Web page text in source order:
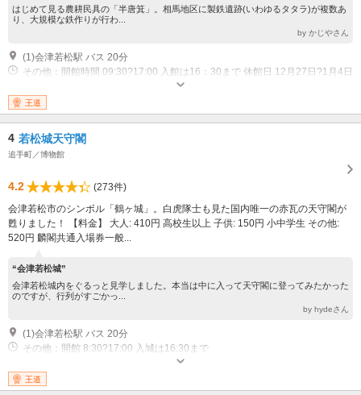
はじめて見る農耕民具の「半唐箕」。相馬地区に製鉄遺跡(いわゆるタタラ)が複数あ
り、大規模な鉄作りが行わ...
by かじやさん
(1)会津若松駅 バス 20分
その他：開館時間 09:30?17:00 入館は16：30まで 休館日 12月27日?1月4日
祝祭日の翌日（土・日は除く） 月曜日が祝日または振替休日の場合は開館
(翌火曜日を休館)
王道
4 若松城天守閣
追手町／博物館
4.2
(273件)
会津若松市のシンボル「鶴ヶ城」。白虎隊士も見た国内唯一の赤瓦の天守閣が
甦りました！ 【料金】 大人: 410円 高校生以上 子供: 150円 小中学生 その他:
520円 麟閣共通入場券一般...
“会津若松城”
会津若松城内をぐるっと見学しました。本当は中に入って天守閣に登ってみたかった
のですが、行列がすごかっ...
by hydeさん
(1)会津若松駅 バス 20分
その他：開館 8:30?17:00 入城は16:30まで
王道